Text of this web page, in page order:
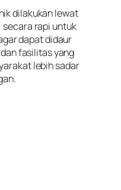
dilakukan lewat
rapi untuk
dapat didaur
fasilitas yang
lebih sadar